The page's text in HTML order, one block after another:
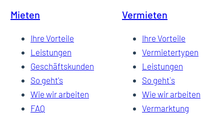
Mieten
Ihre Vorteile
Leistungen
Geschäftskunden
So geht's
Wie wir arbeiten
FAQ
Vermieten
Ihre Vorteile
Vermietertypen
Leistungen
So geht`s
Wie wir arbeiten
Vermarktung